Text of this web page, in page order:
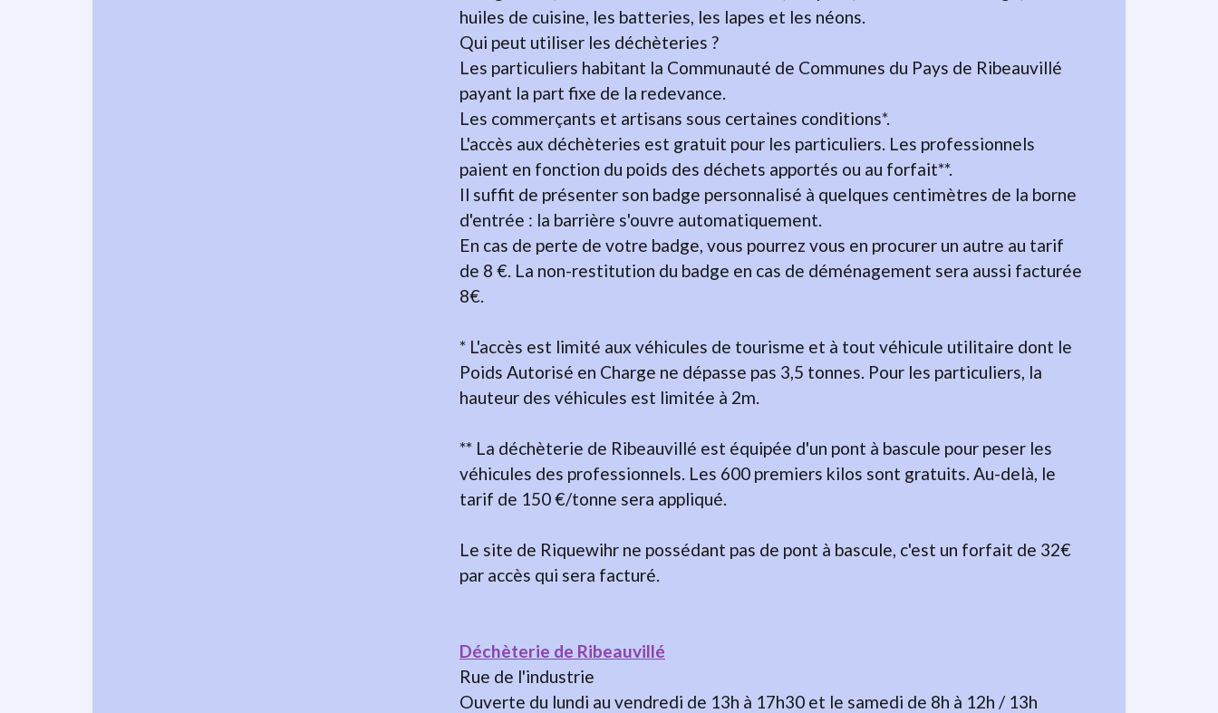
huiles de cuisine, les batteries, les lapes et les néons.
Qui peut utiliser les déchèteries ?
Les particuliers habitant la Communauté de Communes du Pays de Ribeauvillé
payant la part fixe de la redevance.
Les commerçants et artisans sous certaines conditions*.
L'accès aux déchèteries est gratuit pour les particuliers. Les professionnels
paient en fonction du poids des déchets apportés ou au forfait**.
Il suffit de présenter son badge personnalisé à quelques centimètres de la borne
d'entrée : la barrière s'ouvre automatiquement.
En cas de perte de votre badge, vous pourrez vous en procurer un autre au tarif
de 8 €. La non-restitution du badge en cas de déménagement sera aussi facturée
8€.
* L'accès est limité aux véhicules de tourisme et à tout véhicule utilitaire dont le
Poids Autorisé en Charge ne dépasse pas 3,5 tonnes. Pour les particuliers, la
hauteur des véhicules est limitée à 2m.
** La déchèterie de Ribeauvillé est équipée d'un pont à bascule pour peser les
véhicules des professionnels. Les 600 premiers kilos sont gratuits. Au-delà, le
tarif de 150 €/tonne sera appliqué.
Le site de Riquewihr ne possédant pas de pont à bascule, c'est un forfait de 32€
par accès qui sera facturé.
Déchèterie de Ribeauvillé
Rue de l'industrie
Ouverte du lundi au vendredi de 13h à 17h30 et le samedi de 8h à 12h / 13h